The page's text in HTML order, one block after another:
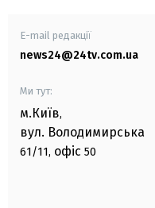
E-mail редакції
news24@24tv.com.ua
Ми тут:
м.Київ,
вул. Володимирська
61/11, офіс 50